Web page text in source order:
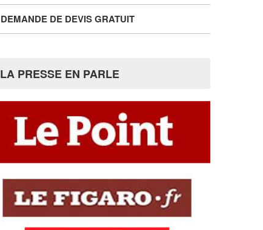
DEMANDE DE DEVIS GRATUIT
LA PRESSE EN PARLE